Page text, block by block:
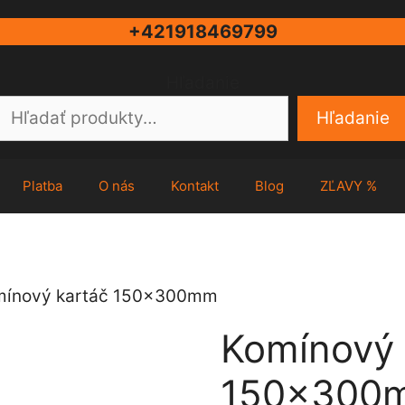
+421918469799
Hľadanie
Platba O nás Kontakt Blog ZĽAVY %
kartáč 150x300mm